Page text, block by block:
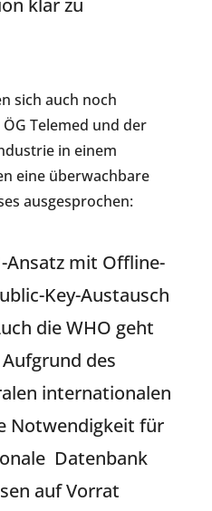
klar zu
sich auch noch
Telemed und der
in einem
eine überwachbare
ausgesprochen:
Ansatz mit Offline-
Key-Austausch
die WHO geht
des
internationalen
Notwendigkeit für
Datenbank
auf Vorrat